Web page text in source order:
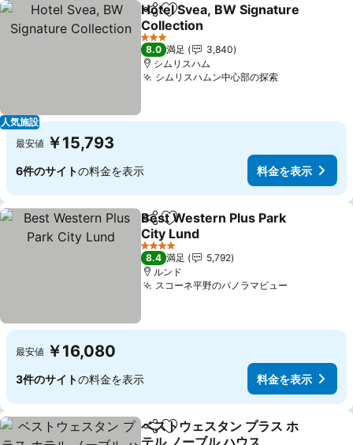
人気施設
シェアお気に入りに追加
Hotel Svea, BW Signature
Collection
3 ホテルのランク
8.0 満足
3,840
シムリスハム
シムリスハムン中心部の探索
最安値 ￥15,793
6件のサイトの料金を表示 料金を表示
シェアお気に入りに追加
Best Western Plus Park
City Lund
4 ホテルのランク
8.4 満足
5,792
ルンド
スコーネ平野のパノラマビュー
最安値 ￥16,080
3件のサイトの料金を表示 料金を表示
シェアお気に入りに追加
ベストウェスタン プラス ホ
テル ノーブル ハウス